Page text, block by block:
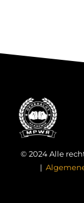
© 2024 Alle
|